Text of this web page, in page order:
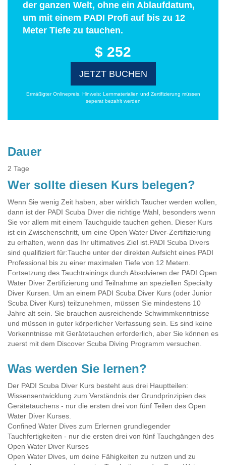
der ganzen Welt, ohne ein Ablaufdatum,
um mit einem PADI Profi auf bis zu 12
Meter Tiefe zu tauchen.
$ 252
JETZT BUCHEN
Ermäßigter Onlinepreis. Hinweis: Lernmaterialien und Zertifizierung müssen
seperat bezahlt werden
Dauer
2 Tage
Wer sollte diesen Kurs belegen?
Wenn Sie wenig Zeit haben, aber wirklich Taucher werden wollen,
dann ist der PADI Scuba Diver die richtige Wahl, besonders wenn
Sie vor allem mit einem Tauchguide tauchen gehen. Dieser Kurs
ist ein Zwischenschritt, um eine Open Water Diver-Zertifizierung
zu erhalten, wenn das Ihr ultimatives Ziel ist.PADI Scuba Divers
sind qualifiziert für:Tauche unter der direkten Aufsicht eines PADI
Professional bis zu einer maximalen Tiefe von 12 Metern.
Fortsetzung des Tauchtrainings durch Absolvieren der PADI Open
Water Diver Zertifizierung und Teilnahme an speziellen Specialty
Diver Kursen. Um an einem PADI Scuba Diver Kurs (oder Junior
Scuba Diver Kurs) teilzunehmen, müssen Sie mindestens 10
Jahre alt sein. Sie brauchen ausreichende Schwimmkenntnisse
und müssen in guter körperlicher Verfassung sein. Es sind keine
Vorkenntnisse mit Gerätetauchen erforderlich, aber Sie können es
zuerst mit dem Discover Scuba Diving Programm versuchen.
Was werden Sie lernen?
Der PADI Scuba Diver Kurs besteht aus drei Hauptteilen:
Wissensentwicklung zum Verständnis der Grundprinzipien des
Gerätetauchens - nur die ersten drei von fünf Teilen des Open
Water Diver Kurses.
Confined Water Dives zum Erlernen grundlegender
Tauchfertigkeiten - nur die ersten drei von fünf Tauchgängen des
Open Water Diver Kurses
Open Water Dives, um deine Fähigkeiten zu nutzen und zu